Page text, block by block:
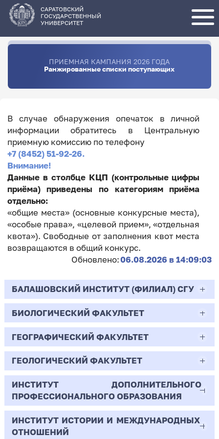
основному
содержанию
САРАТОВСКИЙ
ГОСУДАРСТВЕННЫЙ
УНИВЕРСИТЕТ
ПРИЕМНАЯ КАМПАНИЯ 2026 ГОДА
Ранжированные списки поступающих
В случае обнаружения опечаток в личной
информации обратитесь в Центральную
приемную комиссию по телефону
+7 (8452) 51-92-26.
Внимание!
Данные в столбце КЦП (контрольные цифры
приёма) приведены по категориям приёма
отдельно:
«общие места» (основные конкурсные места),
«особые права», «целевой прием», «отдельная
квота»). Свободные от заполнения квот места
возвращаются в общий конкурс.
Обновлено:06.08.2026 в 14:09:03
БАЛАШОВСКИЙ ИНСТИТУТ (ФИЛИАЛ) СГУ
44.03.02
Психолого-педагогическое образование
Очная | Бакалавр
Всего бюджетных мест - 10
Бюджет/
Общие места
Профиль: Практическая
психология образования
БИОЛОГИЧЕСКИЙ ФАКУЛЬТЕТ
06.03.01
Биология
Очная | Бакалавр
Всего бюджетных мест - 50
Бюджет/Общие места
ГЕОГРАФИЧЕСКИЙ ФАКУЛЬТЕТ
05.03.02
География
Очная | Бакалавр
Всего бюджетных мест - 15
ГЕОЛОГИЧЕСКИЙ ФАКУЛЬТЕТ
05.03.01
Геология
Очная | Бакалавр
ИНСТИТУТ ДОПОЛНИТЕЛЬНОГО
ПРОФЕССИОНАЛЬНОГО ОБРАЗОВАНИЯ
38.03.02
ИНСТИТУТ ИСТОРИИ И МЕЖДУНАРОДНЫХ
ОТНОШЕНИЙ